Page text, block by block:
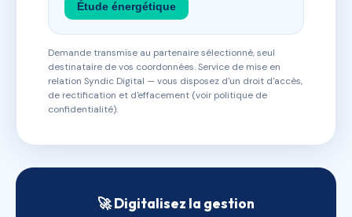
Étude énergétique
Demande transmise au partenaire sélectionné, seul
destinataire de vos coordonnées. Service de mise en
relation Syndic Digital — vous disposez d'un droit d'accès,
de rectification et d'effacement (voir politique de
confidentialité).
🚀 Digitalisez la gestion